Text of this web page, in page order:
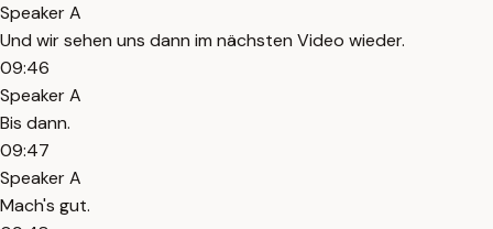
Speaker A
Und wir sehen uns dann im nächsten Video wieder.
09:46
Speaker A
Bis dann.
09:47
Speaker A
Mach's gut.